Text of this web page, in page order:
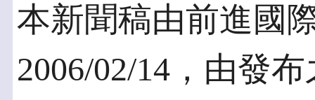
本新聞稿由前進國
2006/02/14，由發